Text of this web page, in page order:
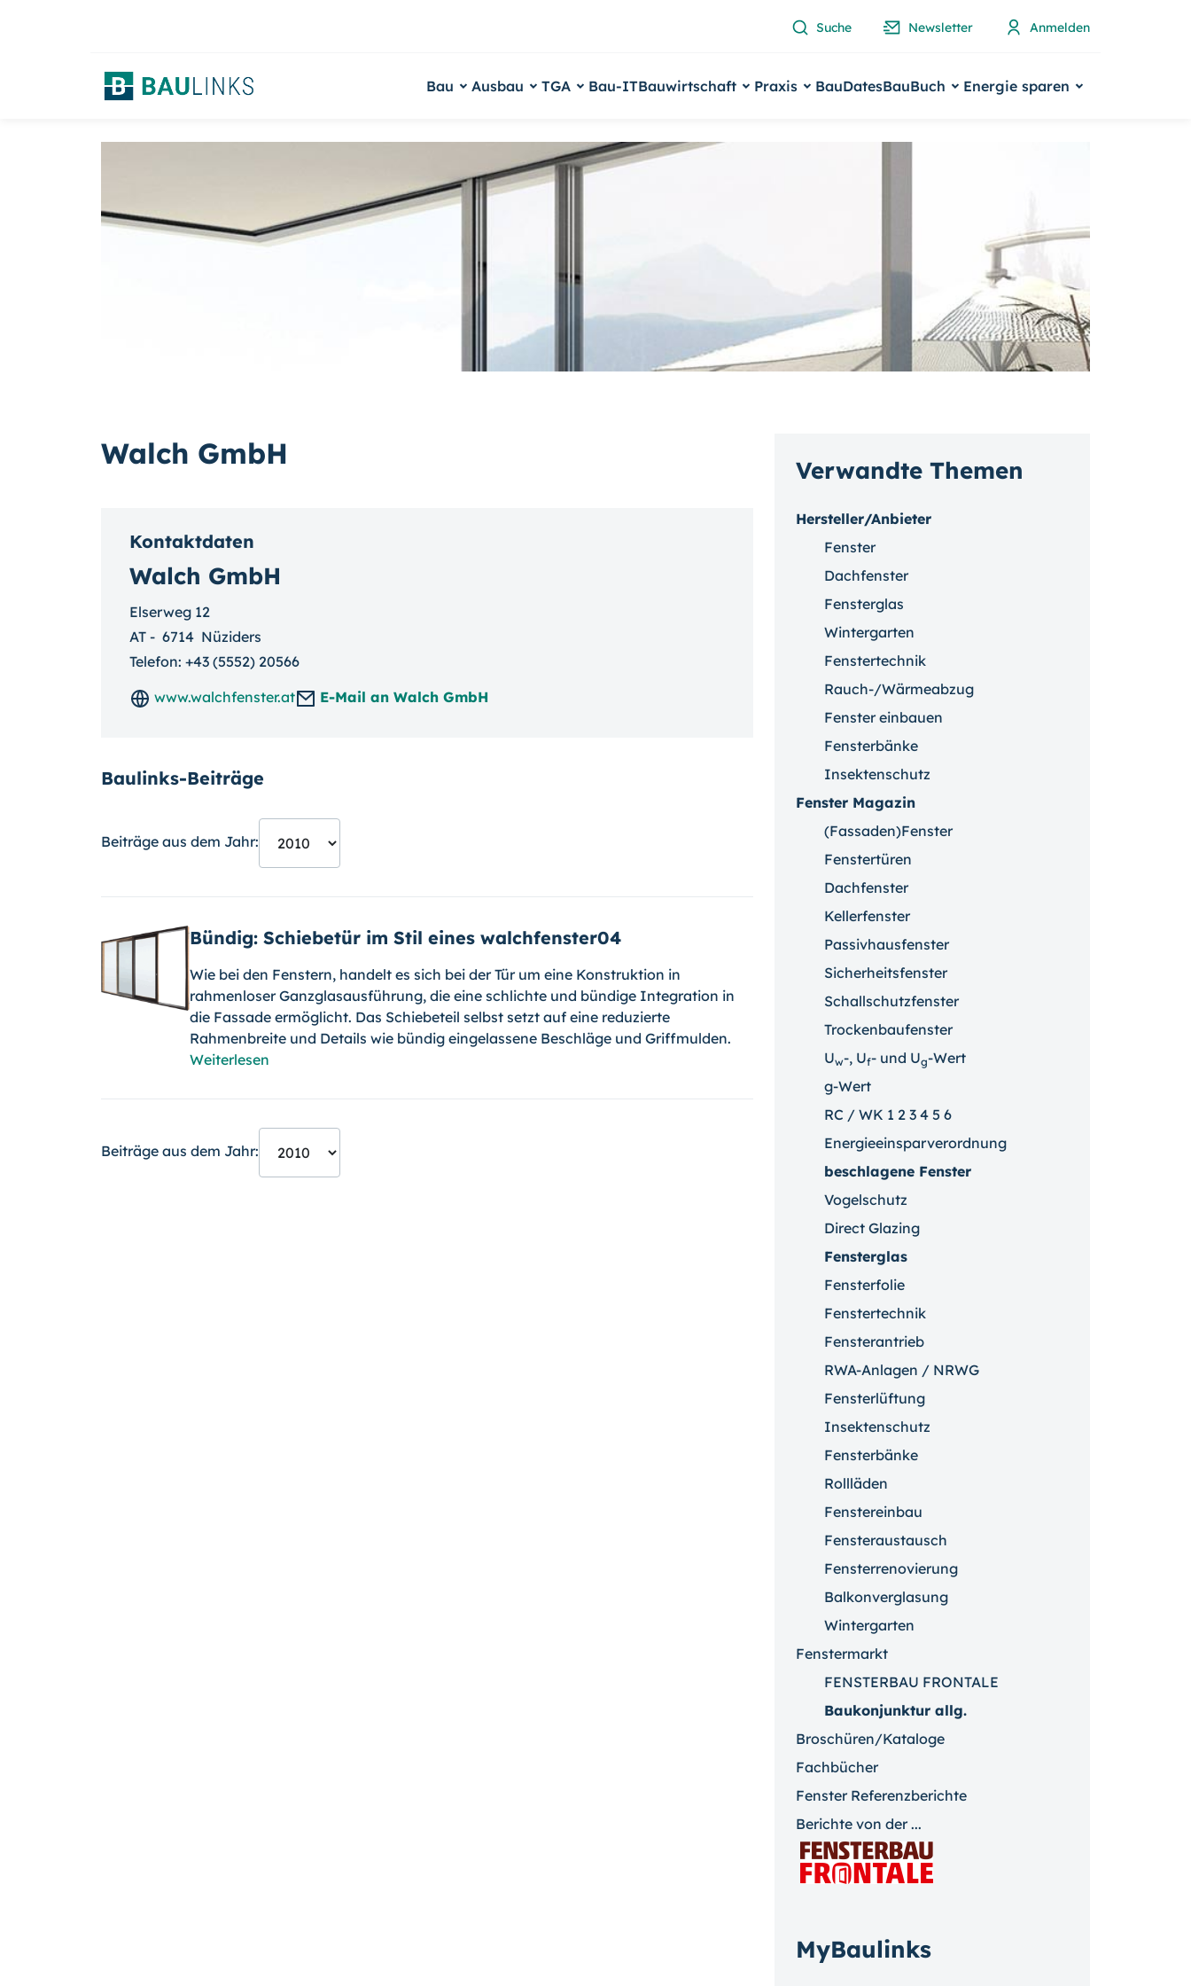
Suche Newsletter Anmelden
Bau Ausbau TGA Bau-ITBauwirtschaft Praxis BauDatesBauBuch Energie sparen
Walch GmbH
Kontaktdaten
Walch GmbH
Elserweg 12
AT - 6714 Nüziders
Telefon: +43 (5552) 20566
www.walchfenster.at
E-Mail an Walch GmbH
Baulinks-Beiträge
Beiträge aus dem Jahr:
Bündig: Schiebetür im Stil eines walchfenster04
Wie bei den Fenstern, handelt es sich bei der Tür um eine Konstruktion in
rahmenloser Ganzglasausführung, die eine schlichte und bündige In­tegration in
die Fassade ermöglicht. Das Schiebeteil selbst setzt auf eine reduzierte
Rahmenbreite und Details wie bündig eingelassene Be­schläge und Griffmulden.
Weiterlesen
Beiträge aus dem Jahr:
Verwandte Themen
Hersteller/Anbieter
Fenster
Dachfenster
Fensterglas
Wintergarten
Fenstertechnik
Rauch-/Wärmeabzug
Fenster einbauen
Fensterbänke
Insektenschutz
Fenster Magazin
(Fassaden)Fenster
Fenstertüren
Dachfenster
Kellerfenster
Passivhausfenster
Sicherheitsfenster
Schallschutzfenster
Trockenbaufenster
Uw-, Uf- und Ug-Wert
g-Wert
RC / WK 1 2 3 4 5 6
Energieeinsparverordnung
beschlagene Fenster
Vogelschutz
Direct Glazing
Fensterglas
Fensterfolie
Fenstertechnik
Fensterantrieb
RWA-Anlagen / NRWG
Fensterlüftung
Insektenschutz
Fensterbänke
Rollläden
Fenstereinbau
Fensteraustausch
Fensterrenovierung
Balkonverglasung
Wintergarten
Fenstermarkt
FENSTERBAU FRONTALE
Baukonjunktur allg.
Broschüren/Kataloge
Fachbücher
Fenster Referenzberichte
Berichte von der ...
MyBaulinks